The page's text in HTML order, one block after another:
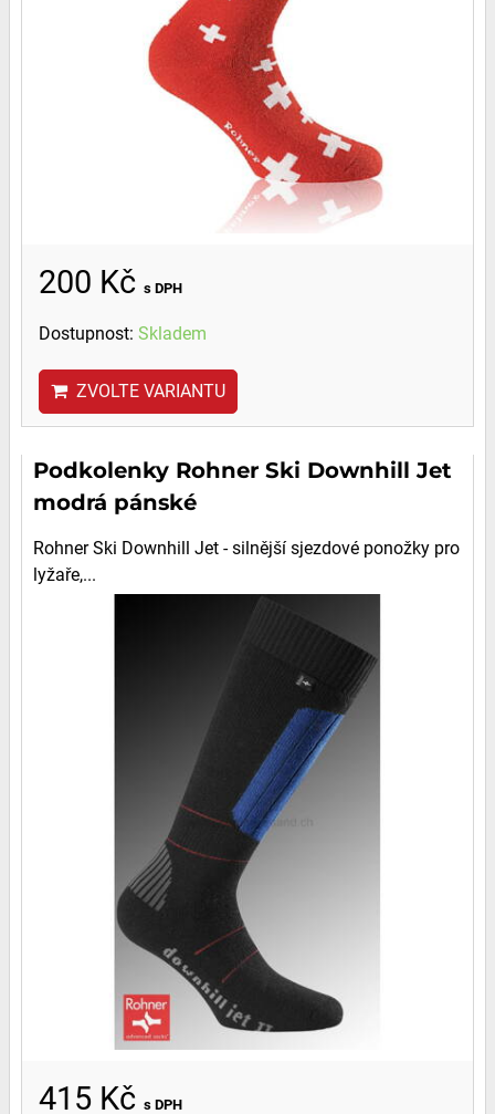
200 Kč s DPH
Dostupnost: Skladem
ZVOLTE VARIANTU
Podkolenky Rohner Ski Downhill Jet
modrá pánské
Rohner Ski Downhill Jet - silnější sjezdové ponožky pro
lyžaře,...
415 Kč s DPH